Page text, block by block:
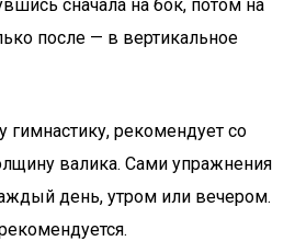
сначала на бок, потом на
после — в вертикальное
гимнастику, рекомендует со
валика. Сами упражнения
день, утром или вечером.